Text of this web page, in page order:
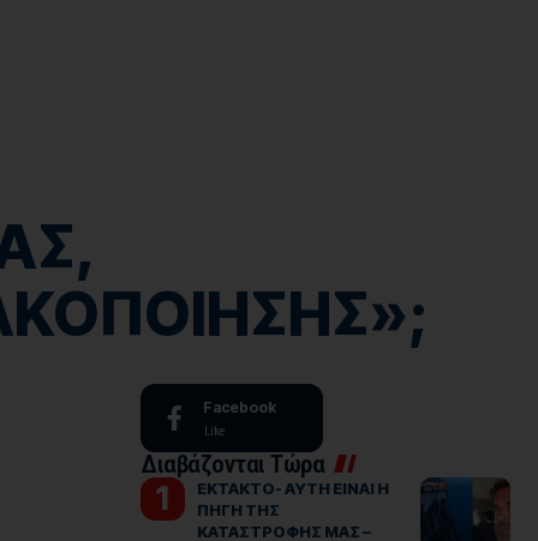
Facebook
Like
Διαβάζονται Τώρα
ΕΚΤΑΚΤΟ- ΑΥΤΗ ΕΙΝΑΙ Η
ΠΗΓΗ ΤΗΣ
ΚΑΤΑΣΤΡΟΦΗΣ ΜΑΣ –